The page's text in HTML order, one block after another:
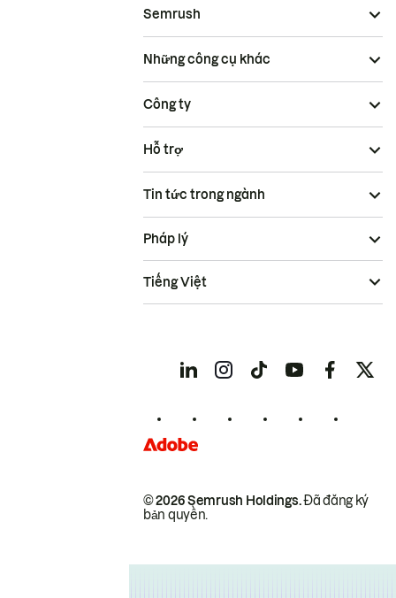
Semrush
Những công cụ khác
Công ty
Hỗ trợ
Tin tức trong ngành
© 2026 Semrush Holdings.Đã đăng ký
bản quyền.
Pháp lý
Tiếng Việt